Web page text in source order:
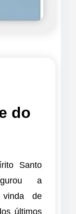
do
Santo
a
vinda de
últimos